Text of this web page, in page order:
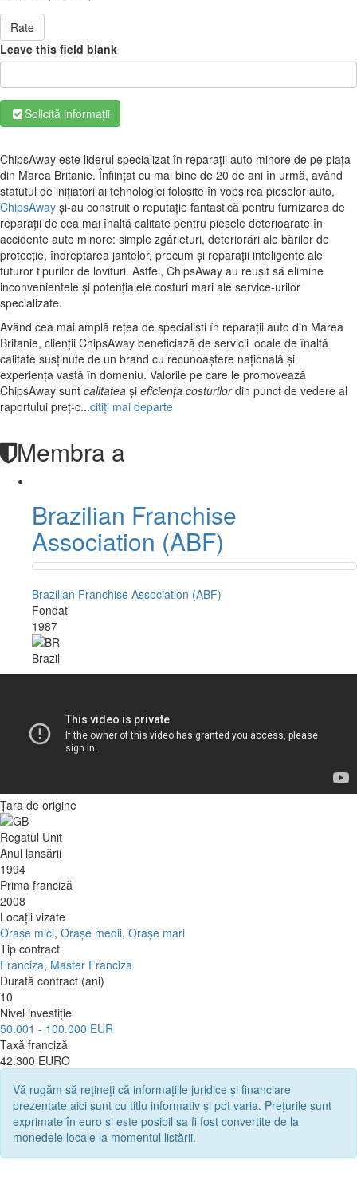
Rate
Leave this field blank
Solicită informații
ChipsAway este liderul specializat în reparații auto minore de pe piața
din Marea Britanie. Înființat cu mai bine de 20 de ani în urmă, având
statutul de inițiatori ai tehnologiei folosite în vopsirea pieselor auto,
ChipsAway și-au construit o reputație fantastică pentru furnizarea de
reparații de cea mai înaltă calitate pentru piesele deterioarate în
accidente auto minore: simple zgârieturi, deteriorări ale bărilor de
protecție, îndreptarea jantelor, precum și reparații inteligente ale
tuturor tipurilor de lovituri. Astfel, ChipsAway au reușit să elimine
inconvenientele și potențialele costuri mari ale service-urilor
specializate.
Având cea mai amplă rețea de specialiști în reparații auto din Marea
Britanie, clienții ChipsAway beneficiază de servicii locale de înaltă
calitate susținute de un brand cu recunoaștere națională și
experiența vastă în domeniu. Valorile pe care le promovează
ChipsAway sunt calitatea și eficiența costurilordin punct de vedere al
raportului preț-c...citiţi mai departe
Membra a
Brazilian Franchise
Association (ABF)
Brazilian Franchise Association (ABF)
Fondat
1987
Brazil
Țara de origine
Regatul Unit
Anul lansării
1994
Prima franciză
2008
Locații vizate
Orașe mici, Orașe medii, Orașe mari
Tip contract
Franciza, Master Franciza
Durată contract (ani)
10
Nivel investiție
50.001 - 100.000 EUR
Taxă franciză
42.300 EURO
Vă rugăm să rețineți că informațiile juridice și financiare
prezentate aici sunt cu titlu informativ și pot varia. Prețurile sunt
exprimate în euro și este posibil sa fi fost convertite de la
monedele locale la momentul listării.